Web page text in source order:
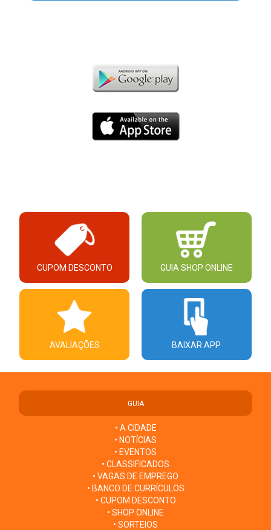
CUPOM DESCONTO GUIA SHOP ONLINE
AVALIAÇÕES BAIXAR APP
GUIA
• A CIDADE
• NOTÍCIAS
• EVENTOS
• CLASSIFICADOS
• VAGAS DE EMPREGO
• BANCO DE CURRÍCULOS
• CUPOM DESCONTO
• SHOP ONLINE
• SORTEIOS